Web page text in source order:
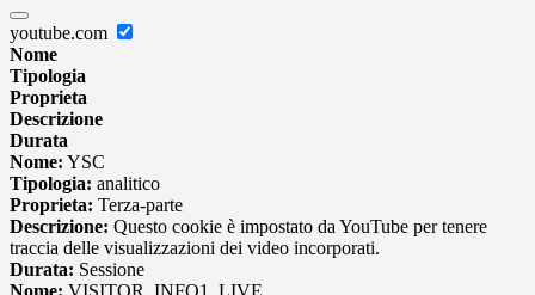
youtube.com
Nome
Tipologia
Proprieta
Descrizione
Durata
Nome: YSC
Tipologia: analitico
Proprieta: Terza-parte
Descrizione: Questo cookie è impostato da YouTube per tenere
traccia delle visualizzazioni dei video incorporati.
Durata: Sessione